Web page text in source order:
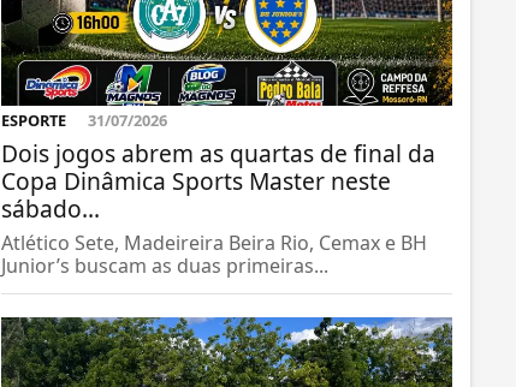
ESPORTE 31/07/2026
Dois jogos abrem as quartas de final da
Copa Dinâmica Sports Master neste
sábado...
Atlético Sete, Madeireira Beira Rio, Cemax e BH
Junior’s buscam as duas primeiras...